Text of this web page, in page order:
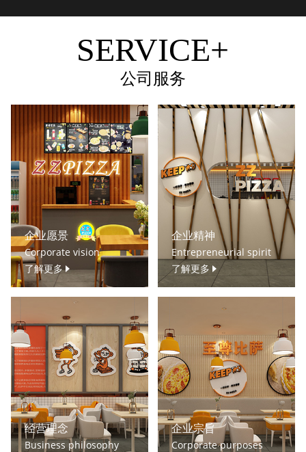
SERVICE+
公司服务
企业愿景
Corporate vision
了解更多
企业精神
Entrepreneurial spirit
了解更多
经营理念
Business philosophy
企业宗旨
Corporate purposes